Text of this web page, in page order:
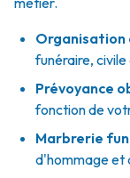
Organisation
funéraire, civile
Prévoyance
fonction de
Marbrerie
d'hommage et